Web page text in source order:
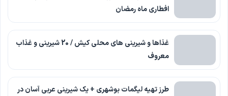
افطاری ماه رمضان
غذاها و شیرینی های محلی کیش / 20 شیرینی و غذاب
معروف
طرز تهیه لیگمات بوشهری + یک شیرینی عربی آسان در